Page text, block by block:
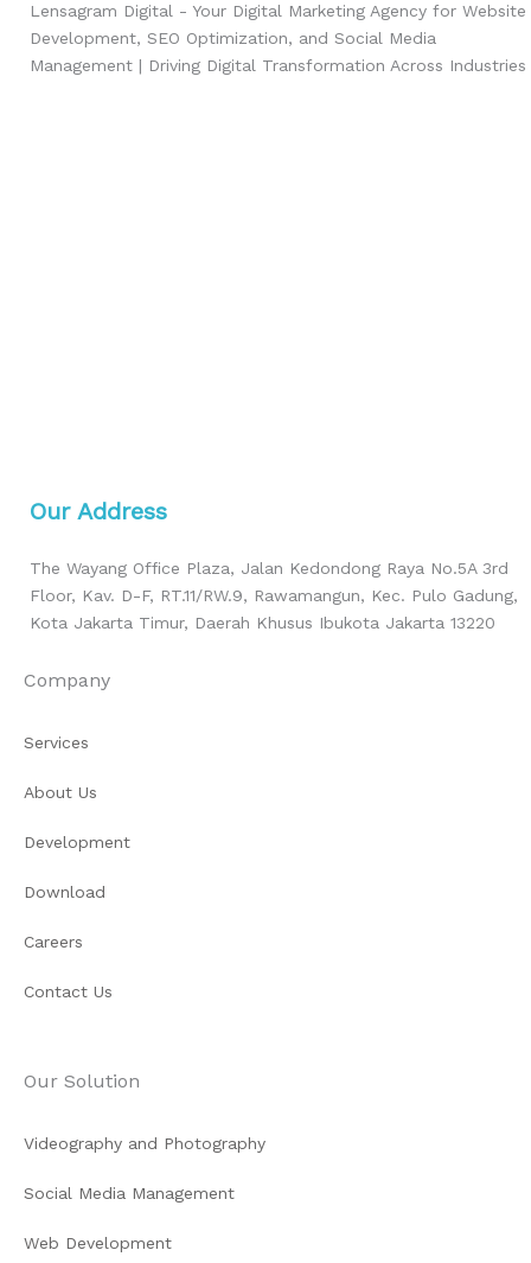
Lensagram Digital - Your Digital Marketing Agency for Website
Development, SEO Optimization, and Social Media
Management | Driving Digital Transformation Across Industries
Our Address
The Wayang Office Plaza, Jalan Kedondong Raya No.5A 3rd
Floor, Kav. D-F, RT.11/RW.9, Rawamangun, Kec. Pulo Gadung,
Kota Jakarta Timur, Daerah Khusus Ibukota Jakarta 13220
Company
Services
About Us
Development
Download
Careers
Contact Us
Our Solution
Videography and Photography
Social Media Management
Web Development